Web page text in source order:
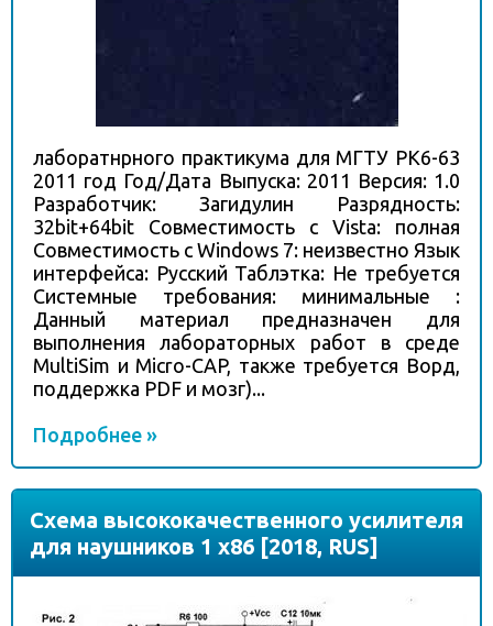
лаборатнрного практикума для МГТУ РК6-63
2011 год Год/Дата Выпуска: 2011 Версия: 1.0
Разработчик: Загидулин Разрядность:
32bit+64bit Совместимость с Vista: полная
Совместимость с Windows 7: неизвестно Язык
интерфейса: Русский Таблэтка: Не требуется
Системные требования: минимальные :
Данный материал предназначен для
выполнения лабораторных работ в среде
MultiSim и Micro-CAP, также требуется Ворд,
поддержка PDF и мозг)...
Подробнее »
Схема высококачественного усилителя
для наушников 1 x86 [2018, RUS]